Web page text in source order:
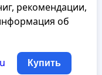
рекомендации,
об
Купить